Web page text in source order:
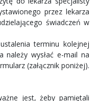
przez lekarza
świadczeń w
terminu kolejnej
należy wysłać e-mail na
(załącznik poniżej).
jest, żeby pamiętali